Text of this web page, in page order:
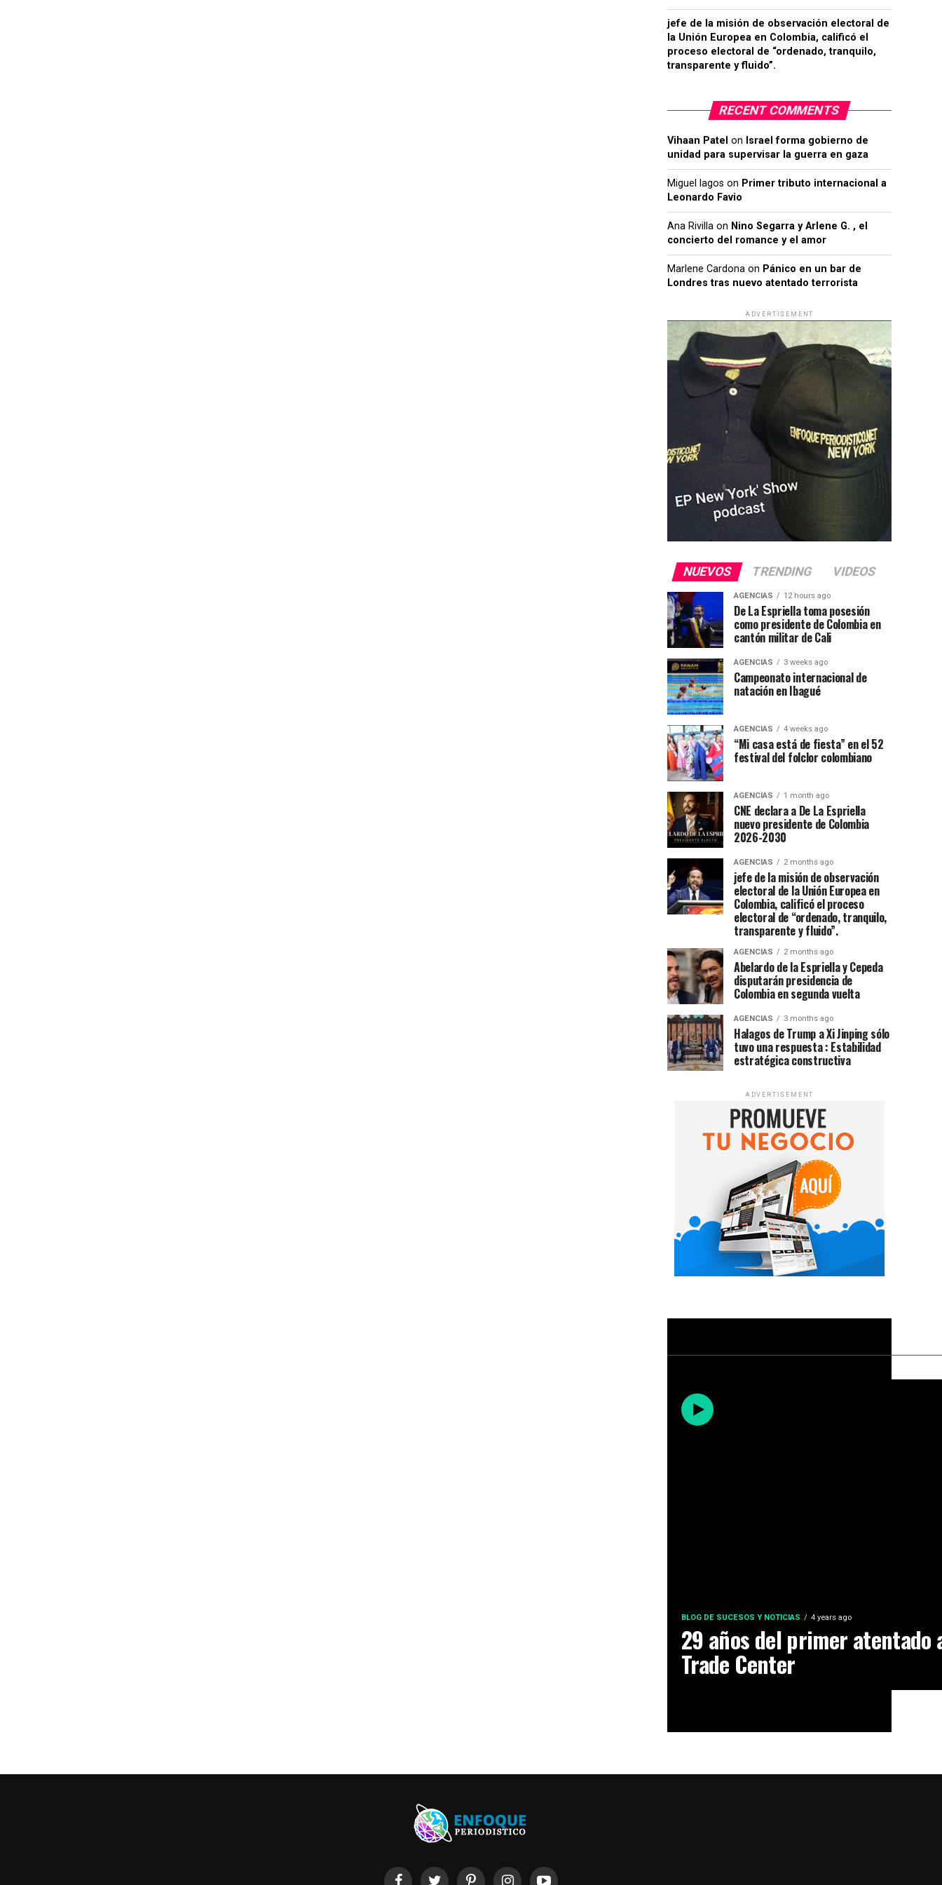
jefe de la misión de observación electoral de
la Unión Europea en Colombia, calificó el
proceso electoral de “ordenado, tranquilo,
transparente y fluido”.
RECENT COMMENTS
Vihaan Patel on Israel forma gobierno de
unidad para supervisar la guerra en gaza
Miguel lagos on Primer tributo internacional a
Leonardo Favio
Ana Rivilla on Nino Segarra y Arlene G. , el
concierto del romance y el amor
Marlene Cardona on Pánico en un bar de
Londres tras nuevo atentado terrorista
ADVERTISEMENT
NUEVOS TRENDING VIDEOS
AGENCIAS 12 hours ago
De La Espriella toma posesión
como presidente de Colombia en
cantón militar de Cali
AGENCIAS 3 weeks ago
Campeonato internacional de
natación en Ibagué
AGENCIAS 4 weeks ago
“Mi casa está de fiesta” en el 52
festival del folclor colombiano
AGENCIAS 1 month ago
CNE declara a De La Espriella
nuevo presidente de Colombia
2026-2030
AGENCIAS 2 months ago
jefe de la misión de observación
electoral de la Unión Europea en
Colombia, calificó el proceso
electoral de “ordenado, tranquilo,
transparente y fluido”.
AGENCIAS 2 months ago
Abelardo de la Espriella y Cepeda
disputarán presidencia de
Colombia en segunda vuelta
AGENCIAS 3 months ago
Halagos de Trump a Xi Jinping sólo
tuvo una respuesta : Estabilidad
estratégica constructiva
ADVERTISEMENT
BLOG DE SUCESOS Y NOTICIAS 4 years ago
29 años del primer atentado
Trade Center